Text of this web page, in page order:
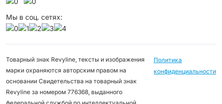
Мы в соц. сетях:
Товарный знак Revyline, тексты и изображения
марки охраняются авторским правом на
основании Свидетельства на товарный знак
Revyline за номером 776368, выданного
Политика
конфиденциальности